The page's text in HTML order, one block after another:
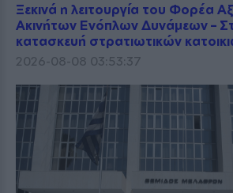
Ξεκινά η λειτουργία του Φορέα
Ακινήτων Ενόπλων Δυνάμεων –
κατασκευή στρατιωτικών
2026-08-08 03:53:37